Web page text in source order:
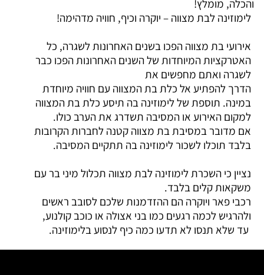
והכלה, מומלץ!
לימוזינה לבת מצווה – יוקרה וכיף, חוויה מדהימה!
אירועי בת מצווה הפכו בשנים האחרונות לשגרה, כל
האטרקציות המיוחדות של השנים האחרונות הפכו כבר
לשגרה ואתם מחפשים את
הדרך להפתיע אל כלת בת המצווה עם חוויה מיוחדת
במינה. תוספת של לימוזינה בה תיסע כלת בת המצווה
למקום האירוע או המסיבה תשדרג את הערב כולו.
אם מדובר במסיבת בת מצווה קטנה לחברות הקרובות
בלבד תוכלו לשכור לימוזינה בה תתקיים המסיבה.
נציין כי השכרת לימוזינה לבת מצווה תכלול מיני בר עם
משקאות קלים בלבד.
רכבי פאר ויוקרה הם ההזדמנות שלכם לסובב ראשים
ולהרגיש לכמה רגעים כמו בני אצולה או כוכב קולנוע,
עד שלא תנסו לא תדעו כמה כיף לנסוע בלימוזינה.